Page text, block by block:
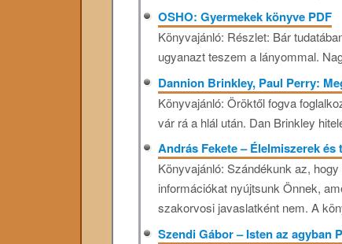
OSHO: Gyermekek könyve PDF
Könyvajánló: Részlet: Bár
ugyanazt teszem a lányommal.
Dannion Brinkley, Paul Perry:
Könyvajánló: Öröktől fogva
vár rá a hlál után. Dan Brinkley
András Fekete – Élelmiszerek
Könyvajánló: Szándékunk az,
információkat nyújtsunk Önnek,
szakorvosi javaslatként nem. A
Szendi Gábor – Isten az agyban